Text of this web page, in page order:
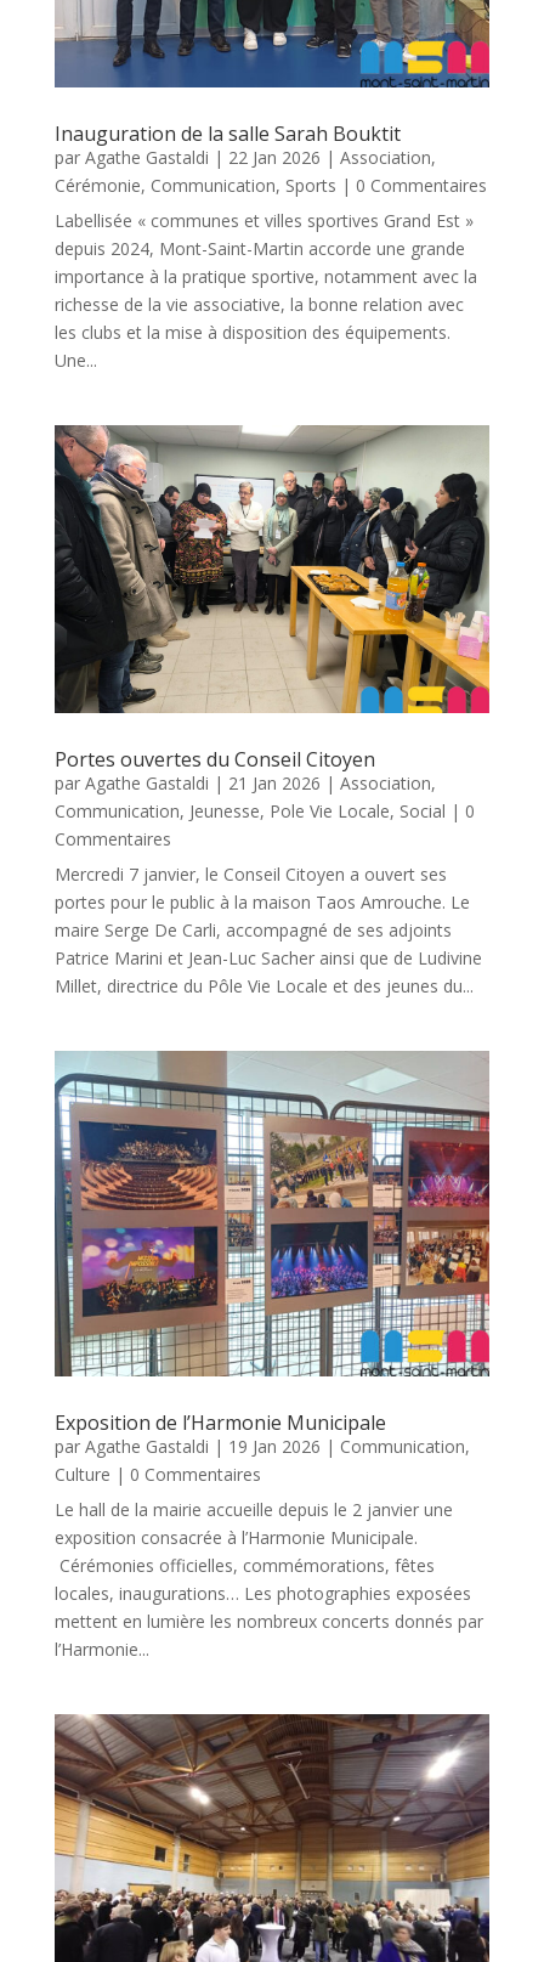
Inauguration de la salle Sarah Bouktit
par Agathe Gastaldi | 22 Jan 2026 | Association,
Cérémonie, Communication, Sports | 0 Commentaires
Labellisée « communes et villes sportives Grand Est »
depuis 2024, Mont-Saint-Martin accorde une grande
importance à la pratique sportive, notamment avec la
richesse de la vie associative, la bonne relation avec
les clubs et la mise à disposition des équipements.
Une...
Portes ouvertes du Conseil Citoyen
par Agathe Gastaldi | 21 Jan 2026 | Association,
Communication, Jeunesse, Pole Vie Locale, Social | 0
Commentaires
Mercredi 7 janvier, le Conseil Citoyen a ouvert ses
portes pour le public à la maison Taos Amrouche. Le
maire Serge De Carli, accompagné de ses adjoints
Patrice Marini et Jean-Luc Sacher ainsi que de Ludivine
Millet, directrice du Pôle Vie Locale et des jeunes du...
Exposition de l’Harmonie Municipale
par Agathe Gastaldi | 19 Jan 2026 | Communication,
Culture | 0 Commentaires
Le hall de la mairie accueille depuis le 2 janvier une
exposition consacrée à l’Harmonie Municipale.
Cérémonies officielles, commémorations, fêtes
locales, inaugurations… Les photographies exposées
mettent en lumière les nombreux concerts donnés par
l’Harmonie...